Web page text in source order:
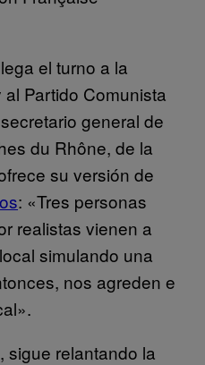
el turno a la
Partido Comunista
general de
du Rhône, de la
su versión de
: «Tres personas
realistas vienen a
simulando una
nos agreden e
sigue relantando la